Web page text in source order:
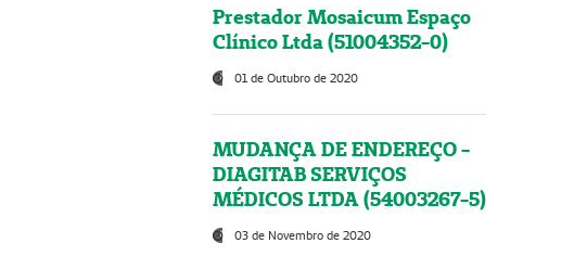
Prestador Mosaicum Espaço
Clínico Ltda (51004352-0)
01 de Outubro de 2020
MUDANÇA DE ENDEREÇO -
DIAGITAB SERVIÇOS
MÉDICOS LTDA (54003267-5)
03 de Novembro de 2020